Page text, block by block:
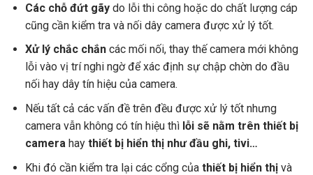
Các chỗ đứt gãydo lỗi thi công hoặc do chất lượng cáp
cũng cần kiểm tra và nối dây camera được xử lý tốt.
Xử lý chắc chắncác mối nối, thay thế camera mới không
lỗi vào vị trí nghi ngờ để xác định sự chập chờn do đầu
nối hay dây tín hiệu của camera.
Nếu tất cả các vấn đề trên đều được xử lý tốt nhưng
camera vẫn không có tín hiệu thì lỗi sẽ nằm trên thiết bị
camerahaythiết bị hiển thị như đầu ghi, tivi…
Khi đó cần kiểm tra lại các cổng củathiết bị hiển thịvà